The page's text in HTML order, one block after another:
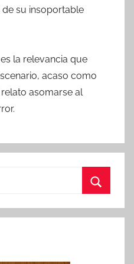
de su insoportable
la relevancia que
acaso como
asomarse al
u